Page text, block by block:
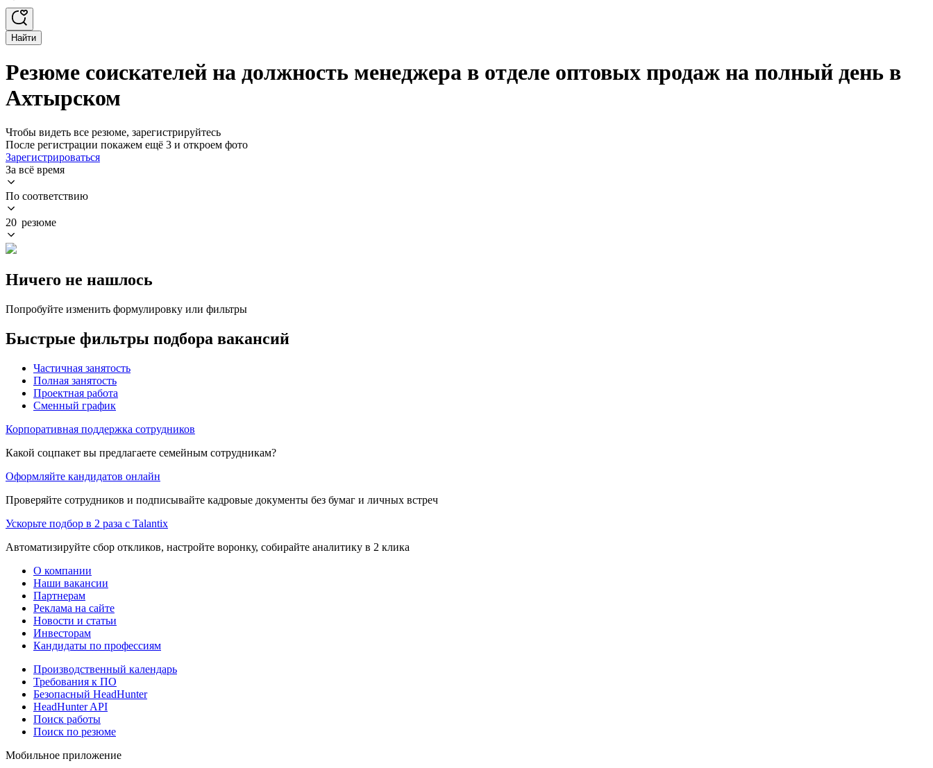
Найти
Резюме соискателей на должность менеджера в отделе оптовых продаж на полный день в
Ахтырском
Чтобы видеть все резюме, зарегистрируйтесь
После регистрации покажем ещё 3 и откроем фото
Зарегистрироваться
За всё время
По соответствию
20 резюме
Ничего не нашлось
Попробуйте изменить формулировку или фильтры
Быстрые фильтры подбора вакансий
Частичная занятость
Полная занятость
Проектная работа
Сменный график
Корпоративная поддержка сотрудников
Какой соцпакет вы предлагаете семейным сотрудникам?
Оформляйте кандидатов онлайн
Проверяйте сотрудников и подписывайте кадровые документы без бумаг и личных встреч
Ускорьте подбор в 2 раза с Talantix
Автоматизируйте сбор откликов, настройте воронку, собирайте аналитику в 2 клика
О компании
Наши вакансии
Партнерам
Реклама на сайте
Новости и статьи
Инвесторам
Кандидаты по профессиям
Производственный календарь
Требования к ПО
Безопасный HeadHunter
HeadHunter API
Поиск работы
Поиск по резюме
Мобильное приложение